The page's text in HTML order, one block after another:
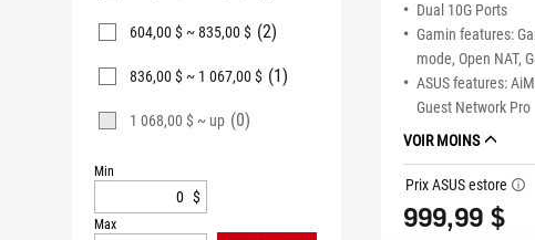
604,00 $ ~ 835,00 $ (2)
836,00 $ ~ 1 067,00 $ (1)
1 068,00 $ ~ up (0)
Min
$
Max
Dual 10G Ports
Gamin features:
mode, Open NAT,
ASUS features:
Guest Network Pro
VOIR MOINS
Prix ASUS estore tooltip
999,99 $